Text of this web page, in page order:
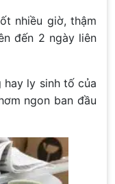
nhiều giờ, thậm
đến 2 ngày liên
ly sinh tố của
ngon ban đầu